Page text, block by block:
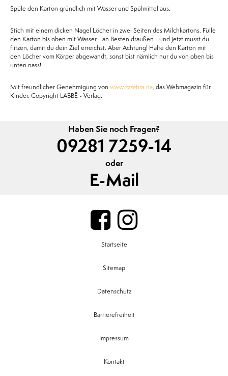
Spüle den Karton gründlich mit Wasser und Spülmittel aus.
Stich mit einem dicken Nagel Löcher in zwei Seiten des Milchkartons. Fülle
den Karton bis oben mit Wasser - an Besten draußen - und jetzt musst du
flitzen, damit du dein Ziel erreichst. Aber Achtung! Halte den Karton mit
den Löcher vom Körper abgewandt, sonst bist nämlich nur du von oben bis
unten nass!
Mit freundlicher Genehmigung von www.zzzebra.de , das Webmagazin für
Kinder. Copyright LABBÉ - Verlag.
Haben Sie noch Fragen?
09281 7259-14
oder
E-Mail
Startseite
Sitemap
Datenschutz
Barrierefreiheit
Impressum
Kontakt